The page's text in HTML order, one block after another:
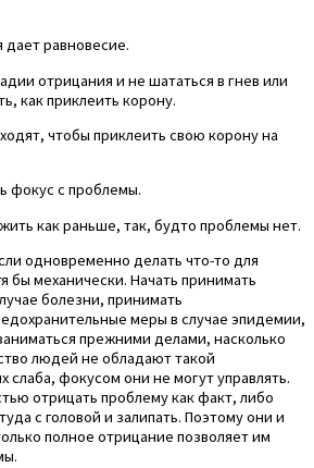
дает равновесие.
отрицания и не шататься в гнев или
как приклеить корону.
чтобы приклеить свою корону на
фокус с проблемы.
как раньше, так, будто проблемы нет.
одновременно делать что-то для
бы механически. Начать принимать
болезни, принимать
меры в случае эпидемии,
прежними делами, насколько
людей не обладают такой
слаба, фокусом они не могут управлять.
отрицать проблему как факт, либо
с головой и залипать. Поэтому они и
полное отрицание позволяет им